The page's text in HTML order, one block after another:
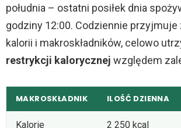
południa – ostatni posiłek dnia
godziny 12:00. Codziennie
kalorii i makroskładników, celowo
restrykcji kalorycznej względem
MAKROSKŁADNIK ILOŚĆ DZIENNA
Kalorie 2 250 kcal